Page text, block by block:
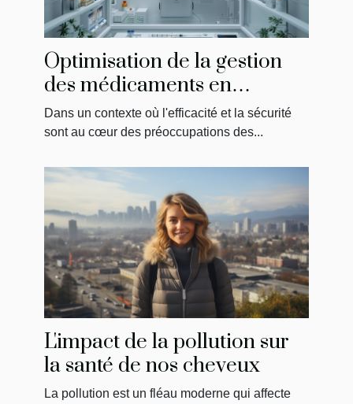
Optimisation de la gestion
des médicaments en
établissements de soins
Dans un contexte où l'efficacité et la sécurité
sont au cœur des préoccupations des...
L'impact de la pollution sur
la santé de nos cheveux
La pollution est un fléau moderne qui affecte